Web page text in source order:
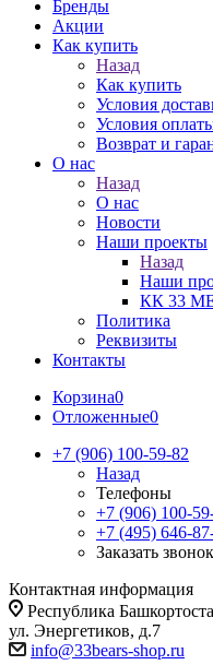
Бренды
Акции
Как купить
Назад
Как купить
Условия
Условия
Возврат и
О нас
Назад
О нас
Новости
Наши проекты
Назад
Наши
КК 33
Политика
Реквизиты
Контакты
Корзина0
Отложенные0
+7 (906) 100-59-82
Назад
Телефоны
+7 (906) 100-
+7 (495) 646-
Заказать звонок
Контактная информация
Республика
ул. Энергетиков, д.7
info@33bears-shop.ru